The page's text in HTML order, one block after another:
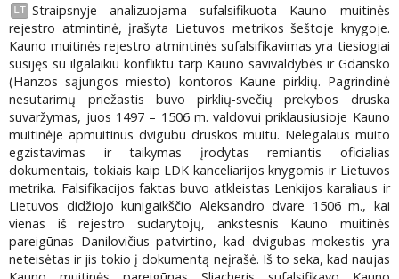
LT Straipsnyje analizuojama sufalsifikuota Kauno muitinės
rejestro atmintinė, įrašyta Lietuvos metrikos šeštoje knygoje.
Kauno muitinės rejestro atmintinės sufalsifikavimas yra tiesiogiai
susijęs su ilgalaikiu konfliktu tarp Kauno savivaldybės ir Gdansko
(Hanzos sąjungos miesto) kontoros Kaune pirklių. Pagrindinė
nesutarimų priežastis buvo pirklių-svečių prekybos druska
suvaržymas, juos 1497 – 1506 m. valdovui priklausiusioje Kauno
muitinėje apmuitinus dvigubu druskos muitu. Nelegalaus muito
egzistavimas ir taikymas įrodytas remiantis oficialias
dokumentais, tokiais kaip LDK kanceliarijos knygomis ir Lietuvos
metrika. Falsifikacijos faktas buvo atkleistas Lenkijos karaliaus ir
Lietuvos didžiojo kunigaikščio Aleksandro dvare 1506 m., kai
vienas iš rejestro sudarytojų, ankstesnis Kauno muitinės
pareigūnas Danilovičius patvirtino, kad dvigubas mokestis yra
neteisėtas ir jis tokio į dokumentą neįrašė. Iš to seka, kad naujas